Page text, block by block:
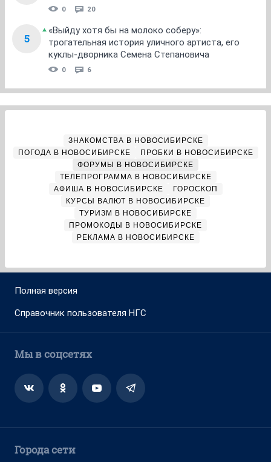
0 20
5
«Выйду хотя бы на молоко соберу»:
трогательная история уличного артиста, его
куклы-дворника Семена Степановича
0 6
ЗНАКОМСТВА В НОВОСИБИРСКЕ
ПОГОДА В НОВОСИБИРСКЕ
ПРОБКИ В НОВОСИБИРСКЕ
ФОРУМЫ В НОВОСИБИРСКЕ
ТЕЛЕПРОГРАММА В НОВОСИБИРСКЕ
АФИША В НОВОСИБИРСКЕ
ГОРОСКОП
КУРСЫ ВАЛЮТ В НОВОСИБИРСКЕ
ТУРИЗМ В НОВОСИБИРСКЕ
ПРОМОКОДЫ В НОВОСИБИРСКЕ
РЕКЛАМА В НОВОСИБИРСКЕ
Полная версия
Справочник пользователя НГС
Мы в соцсетях
Города сети